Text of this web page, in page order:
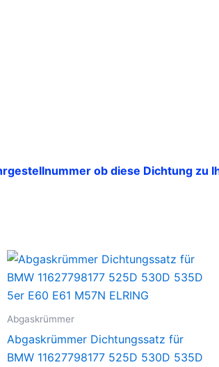
ob diese Dichtung zu
Abgaskrümmer
Abgaskrümmer Dichtungssatz für
BMW 11627798177 525D 530D 535D